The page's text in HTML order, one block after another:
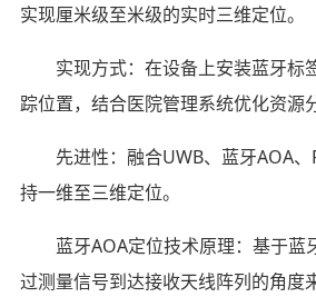
实现厘米级至米级的实时三维定位。
实现方式：在设备上安装蓝牙标
踪位置，结合医院管理系统优化资源
先进性：融合UWB、蓝牙AOA
持一维至三维定位。
蓝牙AOA定位技术原理：基于蓝
过测量信号到达接收天线阵列的角度